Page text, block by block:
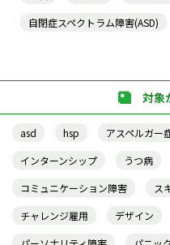
自閉症スペクトラム障害(ASD)
対象
asd hsp アスペルガー
インターンシップ
うつ病
コミュニケーション障害
ス
チャレンジ雇用
デザイン